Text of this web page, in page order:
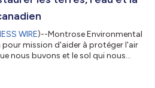
WIRE)--Montrose Environmental
pour mission d'aider à protéger l'air
nous buvons et le sol qui nous